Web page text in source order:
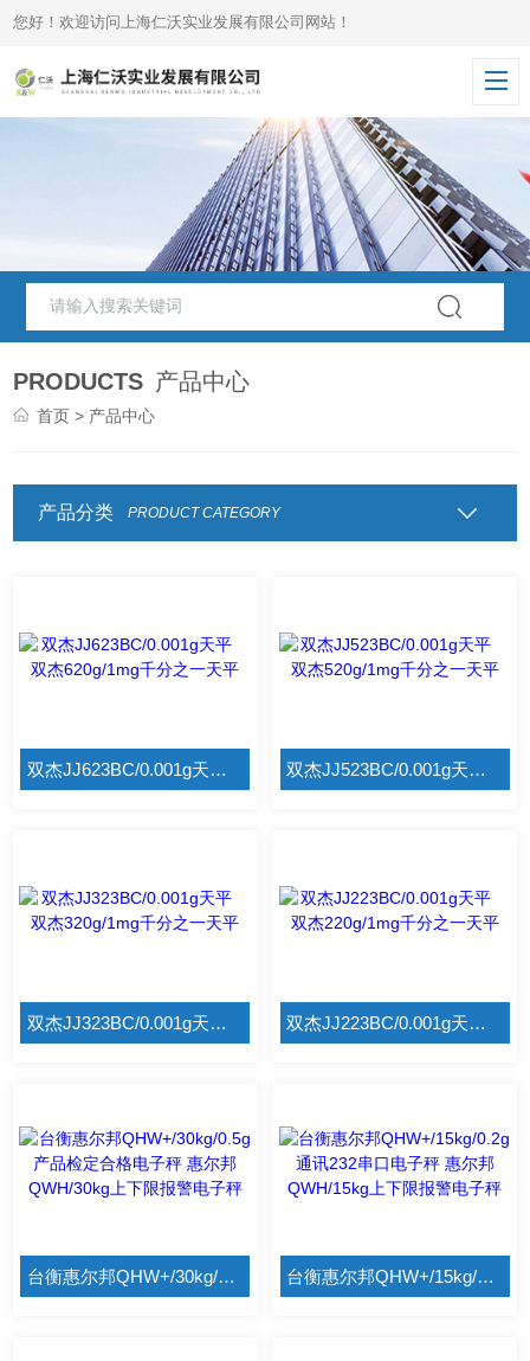
您好！欢迎访问上海仁沃实业发展有限公司网站！
PRODUCTS 产品中心
首页 > 产品中心
产品分类 PRODUCT CATEGORY
双杰JJ623BC/0.001g天平 双杰620g/1mg千分之一天平 双杰JJ523BC/0.001g天平 双杰520g/1mg千分之一天平
双杰JJ323BC/0.001g天平 双杰320g/1mg千分之一天平 双杰JJ223BC/0.001g天平 双杰220g/1mg千分之一天平
台衡惠尔邦QHW+/30kg/0.5g产品检定合格电子秤 惠尔邦QWH/30kg上下限报警电子秤 台衡惠尔邦QHW+/15kg/0.2g通讯232串口电子秤 惠尔邦QWH/15kg上下限报警电子秤